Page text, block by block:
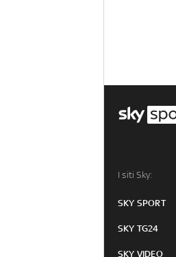
I siti Sky:
SKY SPORT
SKY TG24
SKY VIDEO